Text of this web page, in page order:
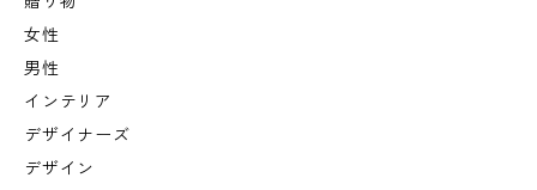
女性
男性
インテリア
デザイナーズ
デザイン